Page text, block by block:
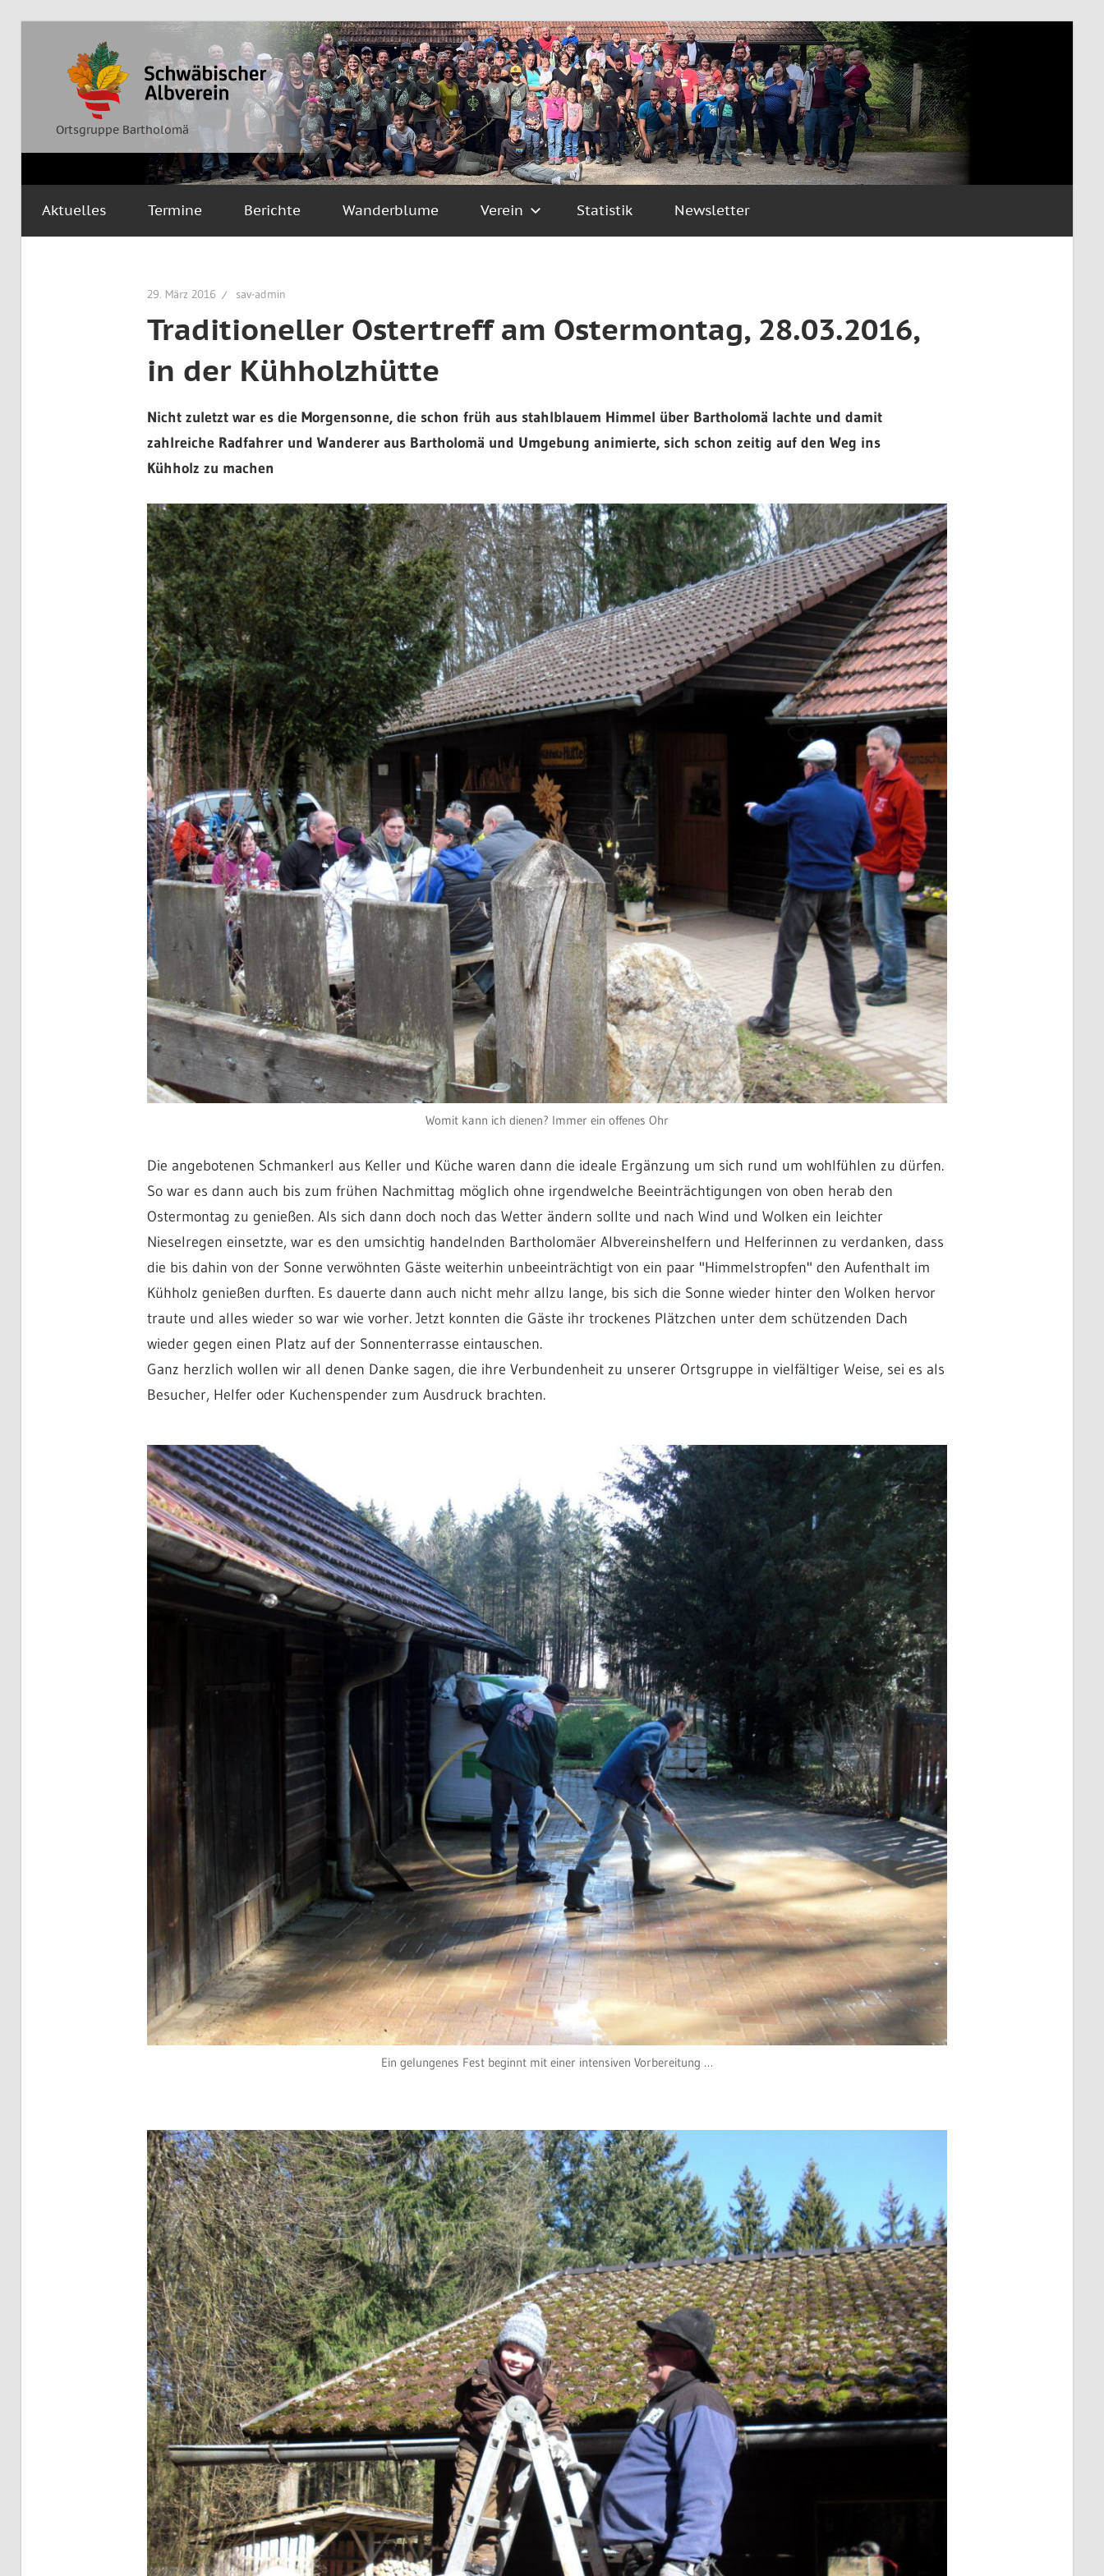
springen
Ortsgruppe Bartholomä
Schwäbischer
Albverein
Ortsgruppe
Bartholomä
Aktuelles Termine Berichte Wanderblume Verein Statistik Newsletter
29. März 2016 sav-admin
Traditioneller Ostertreff am Ostermontag, 28.03.2016,
in der Kühholzhütte
Nicht zuletzt war es die Morgensonne, die schon früh aus stahlblauem Himmel über Bartholomä lachte und damit
zahlreiche Radfahrer und Wanderer aus Bartholomä und Umgebung animierte, sich schon zeitig auf den Weg ins
Kühholz zu machen
Womit kann ich dienen? Immer ein offenes Ohr
Die angebotenen Schmankerl aus Keller und Küche waren dann die ideale Ergänzung um sich rund um wohlfühlen zu dürfen.
So war es dann auch bis zum frühen Nachmittag möglich ohne irgendwelche Beeinträchtigungen von oben herab den
Ostermontag zu genießen. Als sich dann doch noch das Wetter ändern sollte und nach Wind und Wolken ein leichter
Nieselregen einsetzte, war es den umsichtig handelnden Bartholomäer Albvereinshelfern und Helferinnen zu verdanken, dass
die bis dahin von der Sonne verwöhnten Gäste weiterhin unbeeinträchtigt von ein paar "Himmelstropfen" den Aufenthalt im
Kühholz genießen durften. Es dauerte dann auch nicht mehr allzu lange, bis sich die Sonne wieder hinter den Wolken hervor
traute und alles wieder so war wie vorher. Jetzt konnten die Gäste ihr trockenes Plätzchen unter dem schützenden Dach
wieder gegen einen Platz auf der Sonnenterrasse eintauschen.
Ganz herzlich wollen wir all denen Danke sagen, die ihre Verbundenheit zu unserer Ortsgruppe in vielfältiger Weise, sei es als
Besucher, Helfer oder Kuchenspender zum Ausdruck brachten.
Ein gelungenes Fest beginnt mit einer intensiven Vorbereitung …